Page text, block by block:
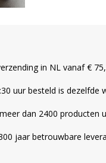
in NL vanaf €
uur besteld is dezelfde
dan 2400 producten
jaar betrouwbare